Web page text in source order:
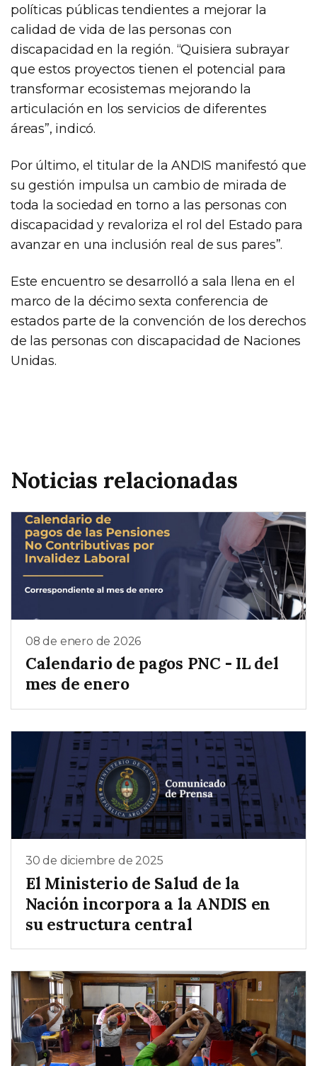
políticas públicas tendientes a mejorar la
calidad de vida de las personas con
discapacidad en la región. “Quisiera subrayar
que estos proyectos tienen el potencial para
transformar ecosistemas mejorando la
articulación en los servicios de diferentes
áreas”, indicó.
Por último, el titular de la ANDIS manifestó que
su gestión impulsa un cambio de mirada de
toda la sociedad en torno a las personas con
discapacidad y revaloriza el rol del Estado para
avanzar en una inclusión real de sus pares”.
Este encuentro se desarrolló a sala llena en el
marco de la décimo sexta conferencia de
estados parte de la convención de los derechos
de las personas con discapacidad de Naciones
Unidas.
Noticias relacionadas
08 de enero de 2026
Calendario de pagos PNC - IL del
mes de enero
30 de diciembre de 2025
El Ministerio de Salud de la
Nación incorpora a la ANDIS en
su estructura central